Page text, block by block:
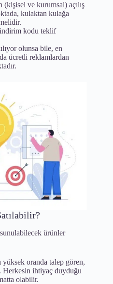
(kişisel ve kurumsal) açılış
kulaktan kulağa
kodu teklif
olunsa bile, en
ücretli reklamlardan
ürünler
yüksek oranda talep gören,
Herkesin ihtiyaç duyduğu
olabilir.